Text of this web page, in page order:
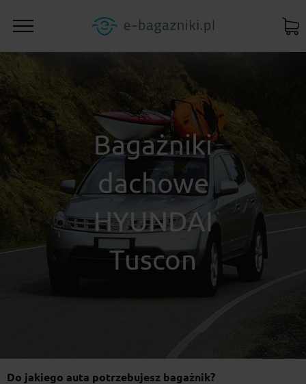
Bagażniki
dachowe
HYUNDAI
Tuscon
Do jakiego auta potrzebujesz bagażnik?